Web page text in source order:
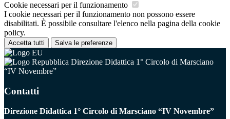
Cookie necessari per il funzionamento
I cookie necessari per il funzionamento non possono essere
disabilitati. È possibile consultare l'elenco nella pagina della cookie
policy.
Accetta tutti Salva le preferenze
Direzione Didattica 1° Circolo di Marsciano
“IV Novembre”
Contatti
Direzione Didattica 1° Circolo di Marsciano “IV Novembre”